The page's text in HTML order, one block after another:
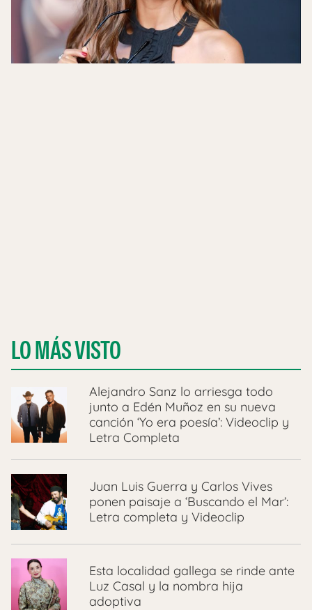
LO MÁS VISTO
Alejandro Sanz lo arriesga todo
junto a Edén Muñoz en su nueva
canción ‘Yo era poesía’: Videoclip y
Letra Completa
Juan Luis Guerra y Carlos Vives
ponen paisaje a ‘Buscando el Mar’:
Letra completa y Videoclip
Esta localidad gallega se rinde ante
Luz Casal y la nombra hija
adoptiva